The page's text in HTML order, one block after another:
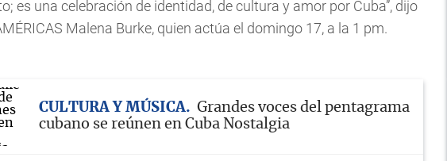
es una celebración de identidad, de cultura y amor por Cuba”, dijo
Malena Burke, quien actúa el domingo 17, a la 1 pm.
CULTURA Y MÚSICA
Grandes voces del pentagrama
cubano se reúnen en Cuba Nostalgia